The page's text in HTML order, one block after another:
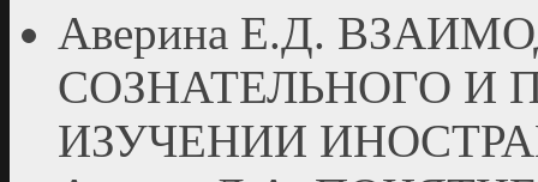
Аверина Е.Д.
СОЗНАТЕЛЬНОГО И
ИЗУЧЕНИИ